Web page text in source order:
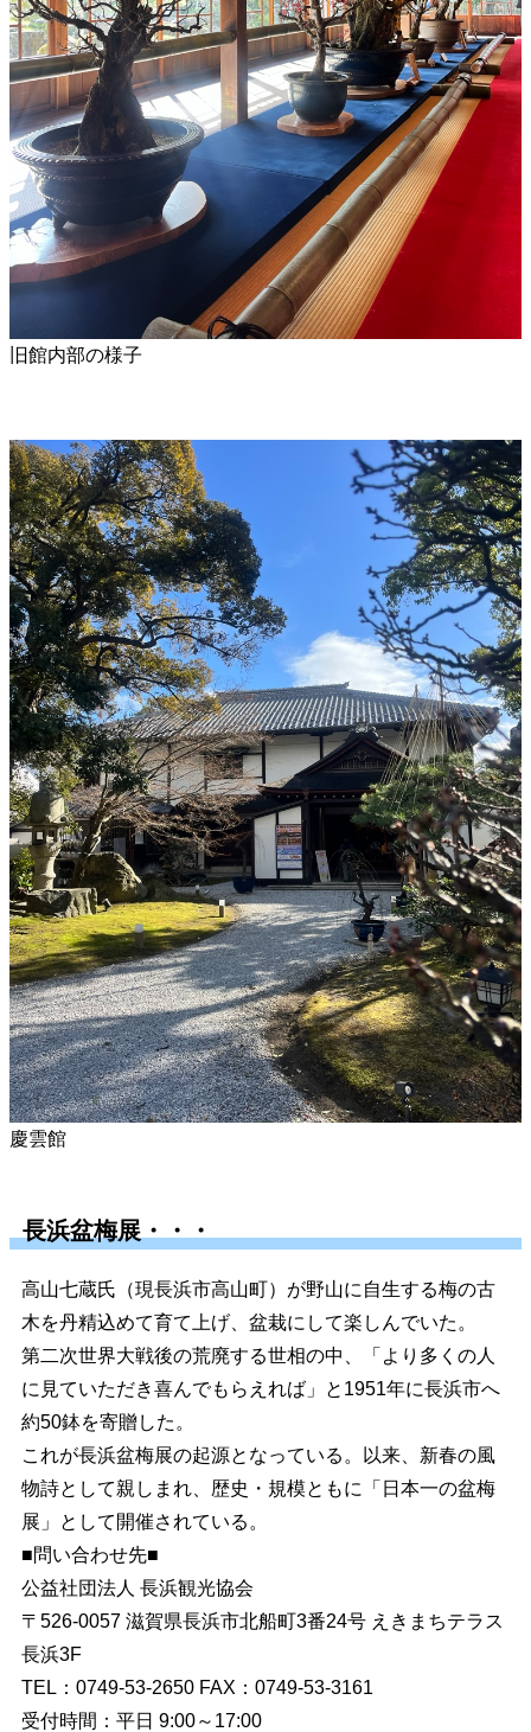
旧館内部の様子
慶雲館
長浜盆梅展・・・
高山七蔵氏（現長浜市高山町）が野山に自生する梅の古
木を丹精込めて育て上げ、盆栽にして楽しんでいた。
第二次世界大戦後の荒廃する世相の中、「より多くの人
に見ていただき喜んでもらえれば」と1951年に長浜市へ
約50鉢を寄贈した。
これが長浜盆梅展の起源となっている。以来、新春の風
物詩として親しまれ、歴史・規模ともに「日本一の盆梅
展」として開催されている。
■問い合わせ先■
公益社団法人 長浜観光協会
〒526-0057 滋賀県長浜市北船町3番24号 えきまちテラス
長浜3F
TEL：0749-53-2650 FAX：0749-53-3161
受付時間：平日 9:00～17:00